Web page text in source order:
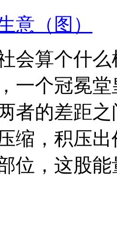
意（图）
会算个什
一个冠冕
者的差距
缩，积压
位，这股